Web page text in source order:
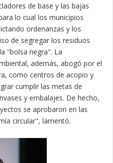
de base y las bajas
lo cual los municipios
ordenanzas y los
de segregar los residuos
"bolsa negra". La
además, abogó por el
como centros de acopio y
cumplir las metas de
y embalajes. De hecho,
se aprobaron en las
circular", lamentó.